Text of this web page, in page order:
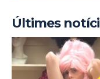
Últimes